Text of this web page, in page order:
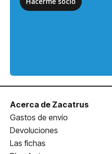
Acerca de Zacatrus
Gastos de envío
Devoluciones
Las fichas